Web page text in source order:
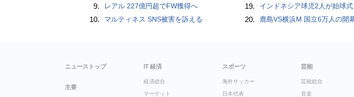
9. レアル 227億円超でFW獲得へ
10. マルティネス SNS被害を訴える
19. インドネシア球児2人が始球式
20. 鹿島VS横浜M 国立6万人の開
ニューストップ
主要
IT 経済
経済総合
マーケット
スポーツ
海外サッカー
日本代表
芸能
芸能総合
音楽